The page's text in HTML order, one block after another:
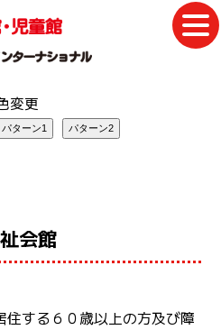
変更
会館
する６０歳以上の方及び障